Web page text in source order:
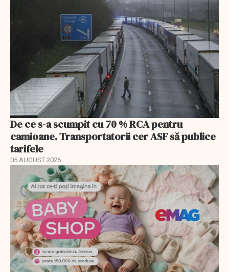
De ce s-a scumpit cu 70 % RCA pentru
camioane. Transportatorii cer ASF să publice
tarifele
05 AUGUST 2026